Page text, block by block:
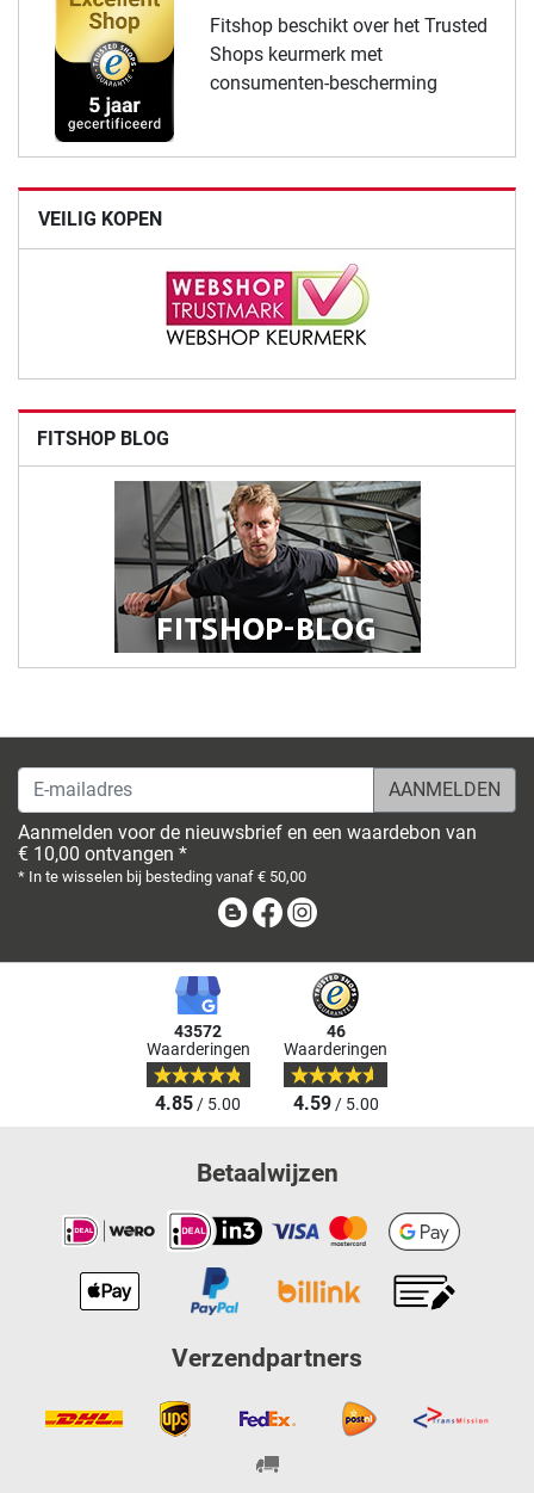
Fitshop beschikt over het Trusted
Shops keurmerk met
consumenten-bescherming
VEILIG KOPEN
FITSHOP BLOG
E-mailadres
Aanmelden voor de nieuwsbrief en een waardebon van
€ 10,00 ontvangen *
* In te wisselen bij besteding vanaf € 50,00
BlogFacebook
43572
Waarderingen
4.85/ 5.00
46
Waarderingen
4.59/ 5.00
Betaalwijzen
Verzendpartners